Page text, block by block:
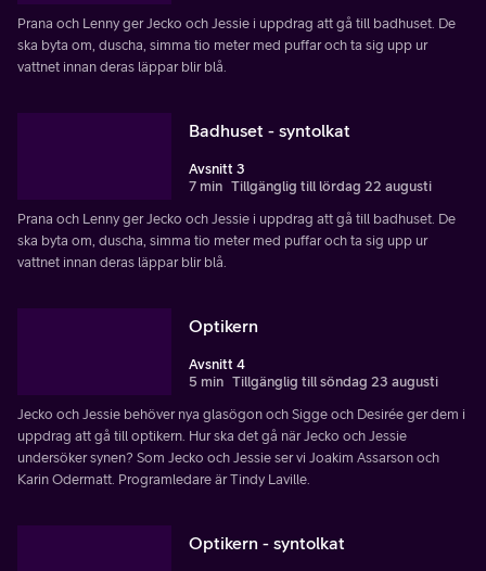
Prana och Lenny ger Jecko och Jessie i uppdrag att gå till badhuset. De
ska byta om, duscha, simma tio meter med puffar och ta sig upp ur
vattnet innan deras läppar blir blå.
Badhuset - syntolkat
Avsnitt 3
7 min Tillgänglig till lördag 22 augusti
Prana och Lenny ger Jecko och Jessie i uppdrag att gå till badhuset. De
ska byta om, duscha, simma tio meter med puffar och ta sig upp ur
vattnet innan deras läppar blir blå.
Optikern
Avsnitt 4
5 min Tillgänglig till söndag 23 augusti
Jecko och Jessie behöver nya glasögon och Sigge och Desirée ger dem i
uppdrag att gå till optikern. Hur ska det gå när Jecko och Jessie
undersöker synen? Som Jecko och Jessie ser vi Joakim Assarson och
Karin Odermatt. Programledare är Tindy Laville.
Optikern - syntolkat